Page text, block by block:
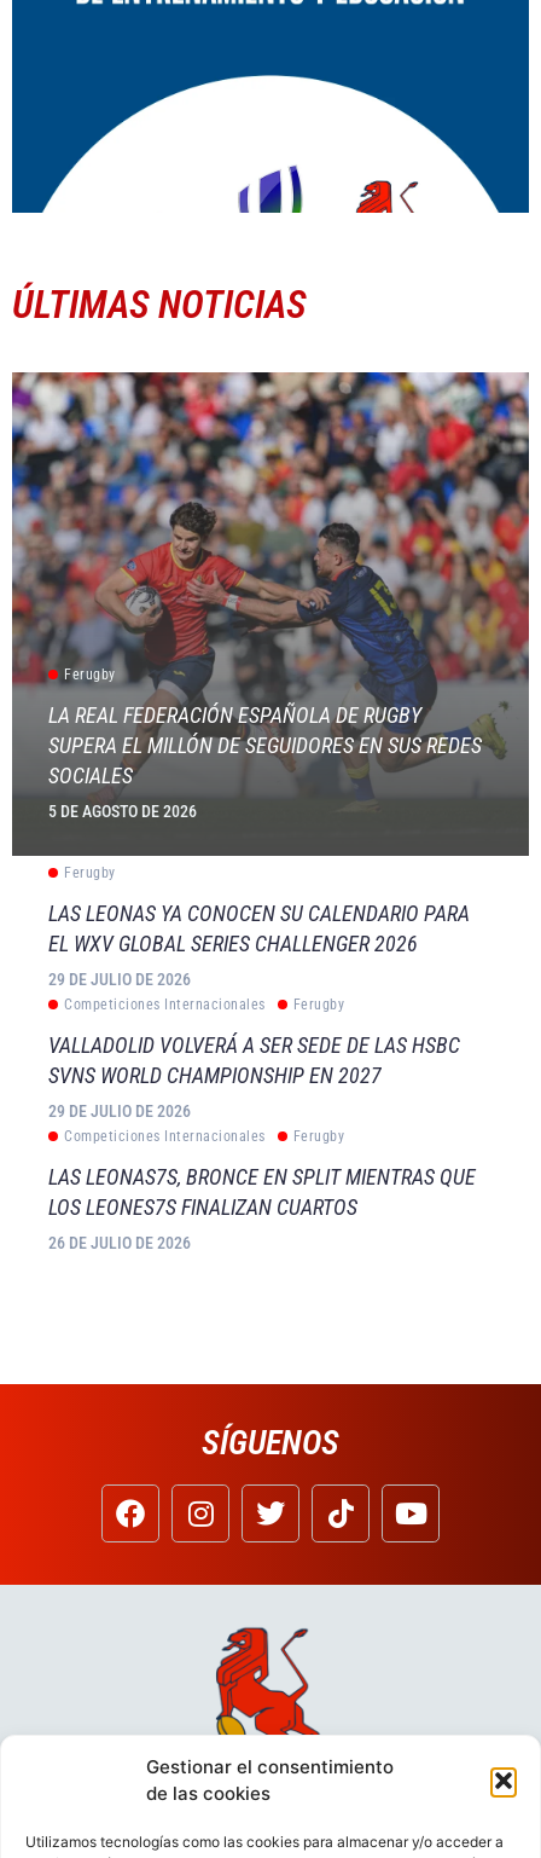
Gestionar el consentimiento
de las cookies
Utilizamos tecnologías como las cookies para almacenar y/o acceder a
ÚLTIMAS NOTICIAS
Ferugby
LA REAL FEDERACIÓN ESPAÑOLA DE RUGBY
SUPERA EL MILLÓN DE SEGUIDORES EN SUS REDES
SOCIALES
5 DE AGOSTO DE 2026
Ferugby
LAS LEONAS YA CONOCEN SU CALENDARIO PARA
EL WXV GLOBAL SERIES CHALLENGER 2026
29 DE JULIO DE 2026
Competiciones Internacionales Ferugby
VALLADOLID VOLVERÁ A SER SEDE DE LAS HSBC
SVNS WORLD CHAMPIONSHIP EN 2027
29 DE JULIO DE 2026
Competiciones Internacionales Ferugby
LAS LEONAS7S, BRONCE EN SPLIT MIENTRAS QUE
LOS LEONES7S FINALIZAN CUARTOS
26 DE JULIO DE 2026
SÍGUENOS